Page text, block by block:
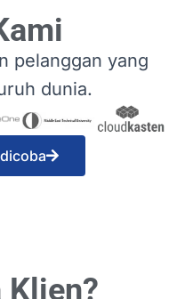
pelanggan yang
dunia.
Klien?